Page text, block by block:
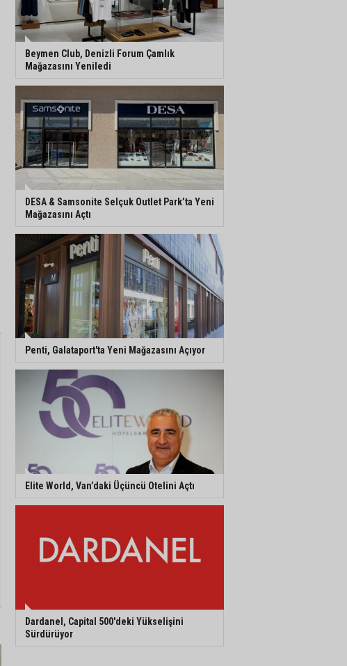
Beymen Club, Denizli Forum Çamlık
Mağazasını Yeniledi
DESA & Samsonite Selçuk Outlet Park’ta Yeni
Mağazasını Açtı
Penti, Galataport'ta Yeni Mağazasını Açıyor
Elite World, Van’daki Üçüncü Otelini Açtı
Dardanel, Capital 500'deki Yükselişini
Sürdürüyor